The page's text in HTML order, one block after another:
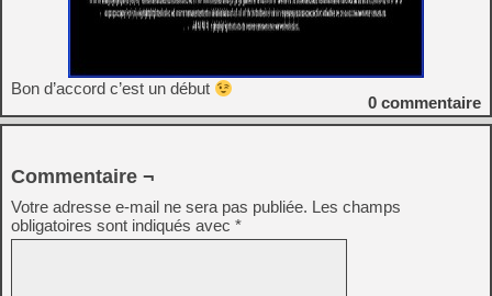
Bon d’accord c’est un début
0 commentaire
Commentaire ¬
Votre adresse e-mail ne sera pas publiée. Les champs
obligatoires sont indiqués avec *